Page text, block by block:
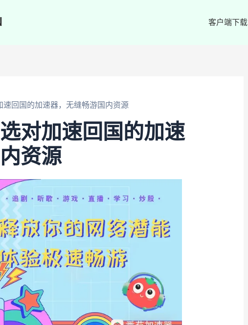
客户端下载
速回国的加速器，无缝畅游国内资源
对加速回国的加速
资源